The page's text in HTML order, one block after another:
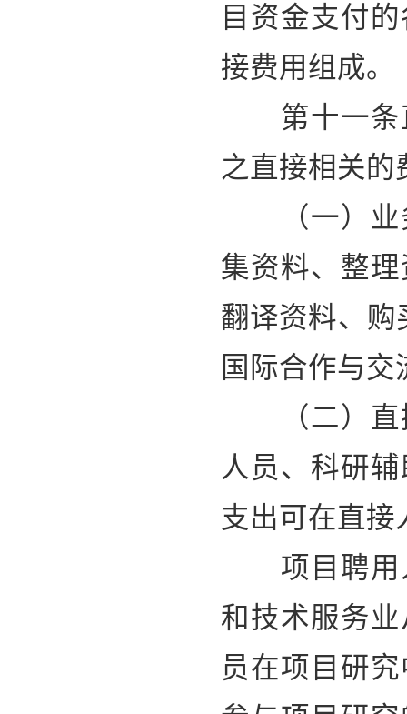
目资金支付
接费用组成。
第十一条直
之直接相关的
（一）业务
集资料、整
翻译资料、购
国际合作与
（二）直接
人员、科研
支出可在直接
项目聘用人
和技术服务
员在项目研